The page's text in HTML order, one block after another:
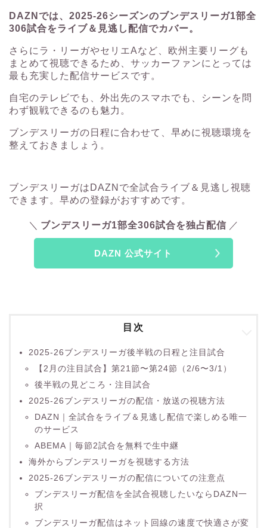
DAZNでは、2025-26シーズンのブンデスリーガ1部全
306試合をライブ＆見逃し配信でカバー。
さらにラ・リーガやセリエAなど、欧州主要リーグも
まとめて視聴できるため、サッカーファンにとっては
最も充実した配信サービスです。
自宅のテレビでも、外出先のスマホでも、シーンを問
わず観戦できるのも魅力。
ブンデスリーガの日程に合わせて、早めに視聴環境を
整えておきましょう。
ブンデスリーガはDAZNで全試合ライブ＆見逃し視聴
できます。早めの登録がおすすめです。
ブンデスリーガ1部全306試合を独占配信
DAZN 公式サイト
目次
2025-26ブンデスリーガ後半戦の日程と注目試合
【2月の注目試合】第21節〜第24節（2/6〜3/1）
後半戦の見どころ・注目試合
2025-26ブンデスリーガの配信・放送の視聴方法
DAZN｜全試合をライブ＆見逃し配信で楽しめる唯一
のサービス
ABEMA｜毎節2試合を無料で生中継
海外からブンデスリーガを視聴する方法
2025-26ブンデスリーガの配信についての注意点
ブンデスリーガ配信を全試合視聴したいならDAZN一
択
ブンデスリーガ配信はネット回線の速度で快適さが変